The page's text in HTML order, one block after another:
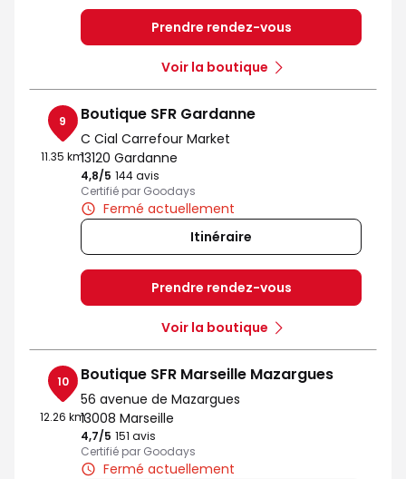
Prendre rendez-vous
Voir la boutique
9
11.35 km
Boutique SFR Gardanne
C Cial Carrefour Market
13120 Gardanne
4,8/5 Note de 4.8 sur 5
144 avis
Certifié par Goodays
Fermé actuellement
Itinéraire
Prendre rendez-vous
Voir la boutique
10
12.26 km
Boutique SFR Marseille Mazargues
56 avenue de Mazargues
13008 Marseille
4,7/5 Note de 4.7 sur 5
151 avis
Certifié par Goodays
Fermé actuellement